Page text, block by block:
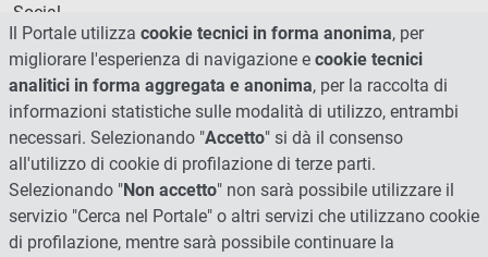
Social
Il Portale utilizza cookie tecnici in forma anonima, per
migliorare l'esperienza di navigazione e cookie tecnici
analitici in forma aggregata e anonima, per la raccolta di
informazioni statistiche sulle modalità di utilizzo, entrambi
necessari. Selezionando "Accetto" si dà il consenso
all'utilizzo di cookie di profilazione di terze parti.
Selezionando "Non accetto" non sarà possibile utilizzare il
servizio "Cerca nel Portale" o altri servizi che utilizzano cookie
di profilazione, mentre sarà possibile continuare la